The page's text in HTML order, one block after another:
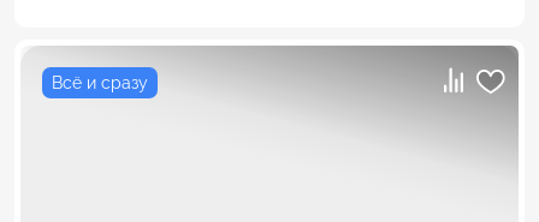
Всё и сразу